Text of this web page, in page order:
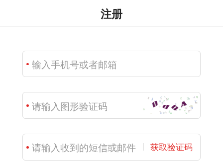
注册
获取验证码